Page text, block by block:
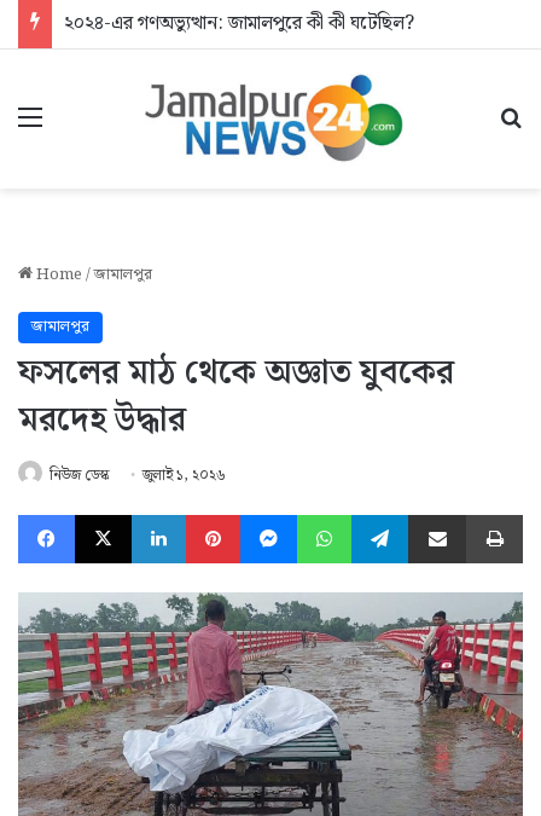
২০২৪-এর গণঅভ্যুত্থান: জামালপুরে কী কী ঘটেছিল?
Menu
Home/জামালপুর
জামালপুর
ফসলের মাঠ থেকে অজ্ঞাত যুবকের
মরদেহ উদ্ধার
নিউজ ডেস্ক জুলাই ১, ২০২৬
Facebook
X LinkedInPinterestMessengerWhatsAppTelegramShare via Email